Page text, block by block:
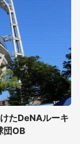
たDeNAルーキ
団OB